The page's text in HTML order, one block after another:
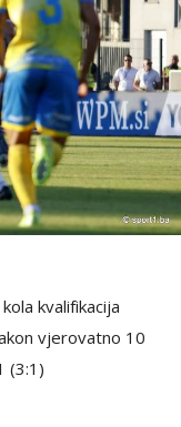
kvalifikacija
vjerovatno 10
(3:1)